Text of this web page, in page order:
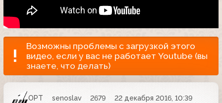
Возможны проблемы с загрузкой этого
видео, если у вас не работает Youtube (вы
знаете, что делать)
ОРТ senoslav 2679
22 декабря 2016, 10:39